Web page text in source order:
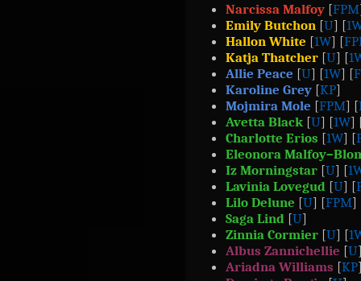
Narcissa Malfoy [FPM
Emily Butchon [U] [
Hallon White [1W] [
Katja Thatcher [U] [
Allie Peace [U] [1W] [
Karoline Grey [KP]
Mojmira Mole [FPM] [
Avetta Black [U] [1W]
Charlotte Erios [1W] [
Eleonora
Iz Morningstar [U] [
Lavinia Lovegud [U] [
Lilo Delune [U] [FPM]
Saga Lind [U]
Zinnia Cormier [U] [
Albus Zannichellie [U
Ariadna Williams [KP